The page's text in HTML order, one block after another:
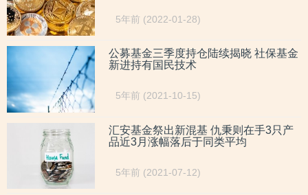
5年前 (2022-01-28)
公募基金三季度持仓陆续揭晓 社保基金
新进持有国民技术
5年前 (2021-10-15)
汇安基金祭出新混基 仇秉则在手3只产
品近3月涨幅落后于同类平均
5年前 (2021-07-12)